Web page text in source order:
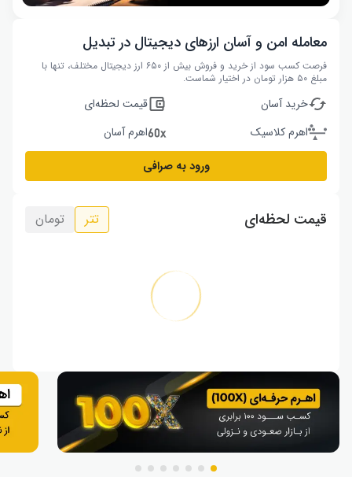
معامله امن و آسان ارزهای دیجیتال در تبدیل
فرصت کسب سود از خرید و فروش بیش از ۶۵۰ ارز دیجیتال مختلف، تنها با
مبلغ ۵۰ هزار تومان در اختیار شماست.
خرید آسان
قیمت لحظه‌ای
اهرم کلاسیک
اهرم آسان
ورود به صرافی
قیمت لحظه‌ای تتر تومان